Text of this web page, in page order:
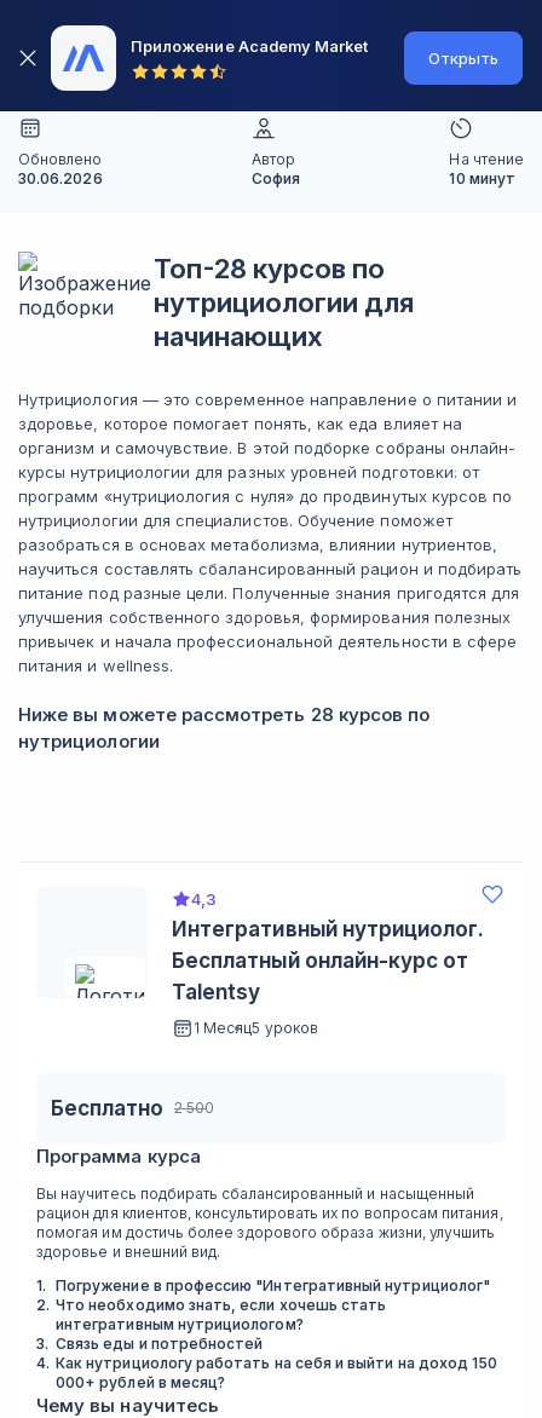
Приложение Academy Market
Открыть
Обновлено
30.06.2026
Автор
София
На чтение
10 минут
Топ-28 курсов по
нутрициологии для
начинающих
Нутрициология — это современное направление о питании и
здоровье, которое помогает понять, как еда влияет на
организм и самочувствие. В этой подборке собраны онлайн-
курсы нутрициологии для разных уровней подготовки: от
программ «нутрициология с нуля» до продвинутых курсов по
нутрициологии для специалистов. Обучение поможет
разобраться в основах метаболизма, влиянии нутриентов,
научиться составлять сбалансированный рацион и подбирать
питание под разные цели. Полученные знания пригодятся для
улучшения собственного здоровья, формирования полезных
привычек и начала профессиональной деятельности в сфере
питания и wellness.
Ниже вы можете рассмотреть 28 курсов по
нутрициологии
4,3
Интегративный нутрициолог.
Бесплатный онлайн-курс от
Talentsy
1 Месяц5 уроков
Бесплатно 2 500
Программа курса
Вы научитесь подбирать сбалансированный и насыщенный
рацион для клиентов, консультировать их по вопросам питания,
помогая им достичь более здорового образа жизни, улучшить
здоровье и внешний вид.
1. Погружение в профессию "Интегративный нутрициолог"
2. Что необходимо знать, если хочешь стать
интегративным нутрициологом?
3. Связь еды и потребностей
4. Как нутрициологу работать на себя и выйти на доход 150
000+ рублей в месяц?
Чему вы научитесь